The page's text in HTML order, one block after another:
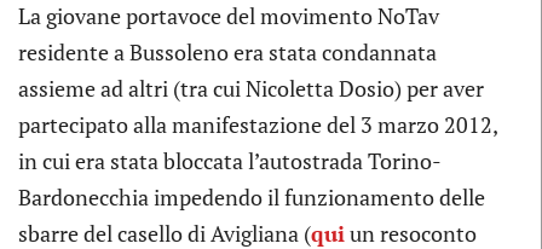
La giovane portavoce del movimento NoTav
residente a Bussoleno era stata condannata
assieme ad altri (tra cui Nicoletta Dosio) per aver
partecipato alla manifestazione del 3 marzo 2012,
in cui era stata bloccata l’autostrada Torino-
Bardonecchia impedendo il funzionamento delle
sbarre del casello di Avigliana (quiun resoconto